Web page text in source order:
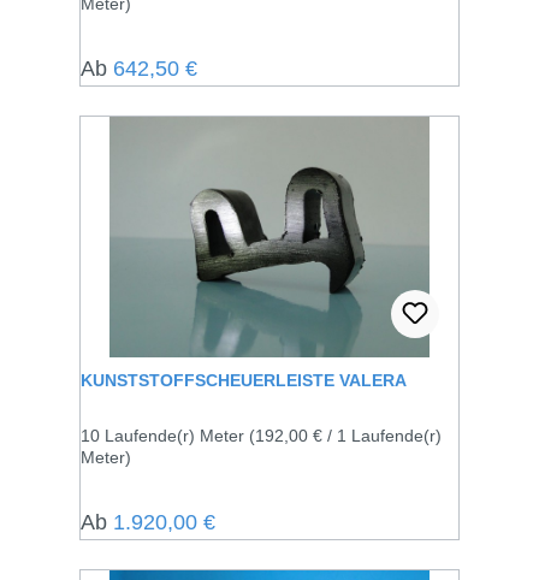
Meter)
Regulärer Preis:
Ab 642,50 €
KUNSTSTOFFSCHEUERLEISTE VALERA
10 Laufende(r) Meter (192,00 € / 1 Laufende(r)
Meter)
Regulärer Preis:
Ab 1.920,00 €